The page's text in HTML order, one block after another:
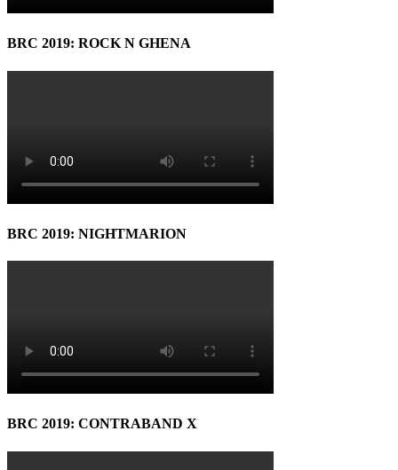
BRC 2019: ROCK N GHENA
BRC 2019: NIGHTMARION
BRC 2019: CONTRABAND X